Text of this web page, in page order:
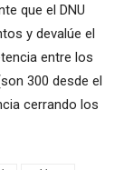
que el DNU
y devalúe el
entre los
300 desde el
cerrando los